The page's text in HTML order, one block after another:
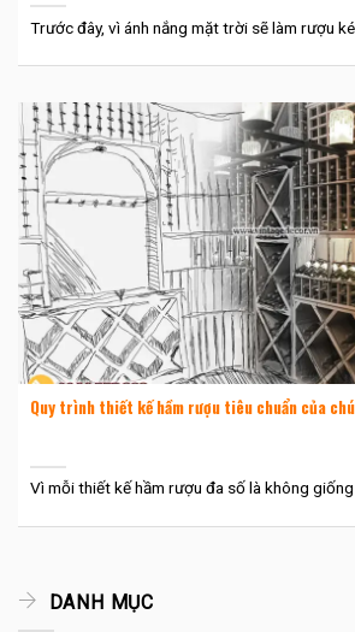
DANH MỤC
Trước đây, vì ánh nắng mặt trời sẽ làm rượu
Quy trình thiết kế hầm rượu tiêu chuẩn của
Vì mỗi thiết kế hầm rượu đa số là không giống